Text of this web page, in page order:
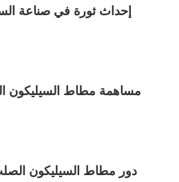
إحداث ثورة في صناعة
مساهمة مطاط السيليكون
دور مطاط السيليكون